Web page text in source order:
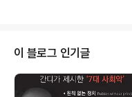
을 쳐다보는 갑갑함에서 학교를 벗
겁고 신나는 일이 소풍이다. 언제
즐겁고 신나는 소풍이 재미없고
학생들에게 인기가 떨어진지 오래
이 블로그 인기글